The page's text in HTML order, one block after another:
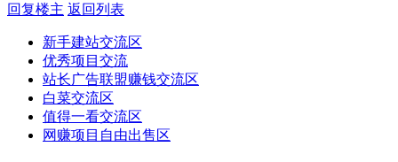
回复楼主 返回列表
新手建站交流区
优秀项目交流
站长广告联盟赚钱交流区
白菜交流区
值得一看交流区
网赚项目自由出售区